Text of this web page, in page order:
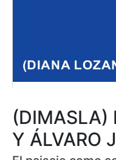
(DIMASLA)
Y ÁLVARO